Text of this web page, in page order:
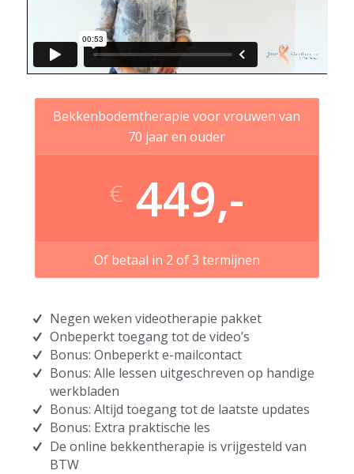
Bekkenbodemtherapie voor vrouwen van
70 jaar en ouder
€ 449,-
Of betaal in 2 of 3 termijnen
Negen weken videotherapie pakket
Onbeperkt toegang tot de video’s
Bonus: Onbeperkt e-mailcontact
Bonus: Alle lessen uitgeschreven op handige
werkbladen
Bonus: Altijd toegang tot de laatste updates
Bonus: Extra praktische les
De online bekkentherapie is vrijgesteld van
BTW